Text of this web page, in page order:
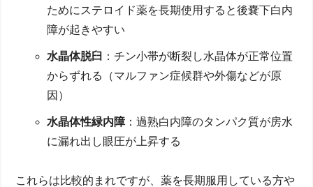
ためにステロイド薬を長期使用すると後嚢下白内
障が起きやすい
水晶体脱臼 ：チン小帯が断裂し水晶体が正常位置
からずれる（マルファン症候群や外傷などが原
因）
水晶体性緑内障：過熟白内障のタンパク質が房水
に漏れ出し眼圧が上昇する
これらは比較的まれですが、薬を長期服用している方や